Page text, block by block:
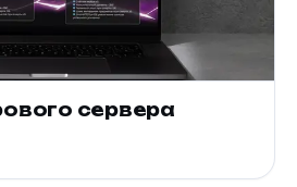
сервера